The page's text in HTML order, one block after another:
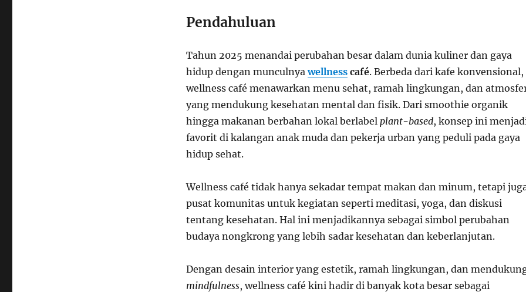
Pendahuluan
Tahun 2025 menandai perubahan besar dalam dunia kuliner dan gaya
hidup dengan munculnyawellnesscafé. Berbeda dari kafe konvensional,
wellness café menawarkan menu sehat, ramah lingkungan, dan
yang mendukung kesehatan mental dan fisik. Dari smoothie organik
hingga makanan berbahan lokal berlabel plant-based, konsep ini
favorit di kalangan anak muda dan pekerja urban yang peduli pada gaya
hidup sehat.
Wellness café tidak hanya sekadar tempat makan dan minum, tetapi
pusat komunitas untuk kegiatan seperti meditasi, yoga, dan diskusi
tentang kesehatan. Hal ini menjadikannya sebagai simbol perubahan
budaya nongkrong yang lebih sadar kesehatan dan keberlanjutan.
Dengan desain interior yang estetik, ramah lingkungan, dan
mindfulness, wellness café kini hadir di banyak kota besar sebagai